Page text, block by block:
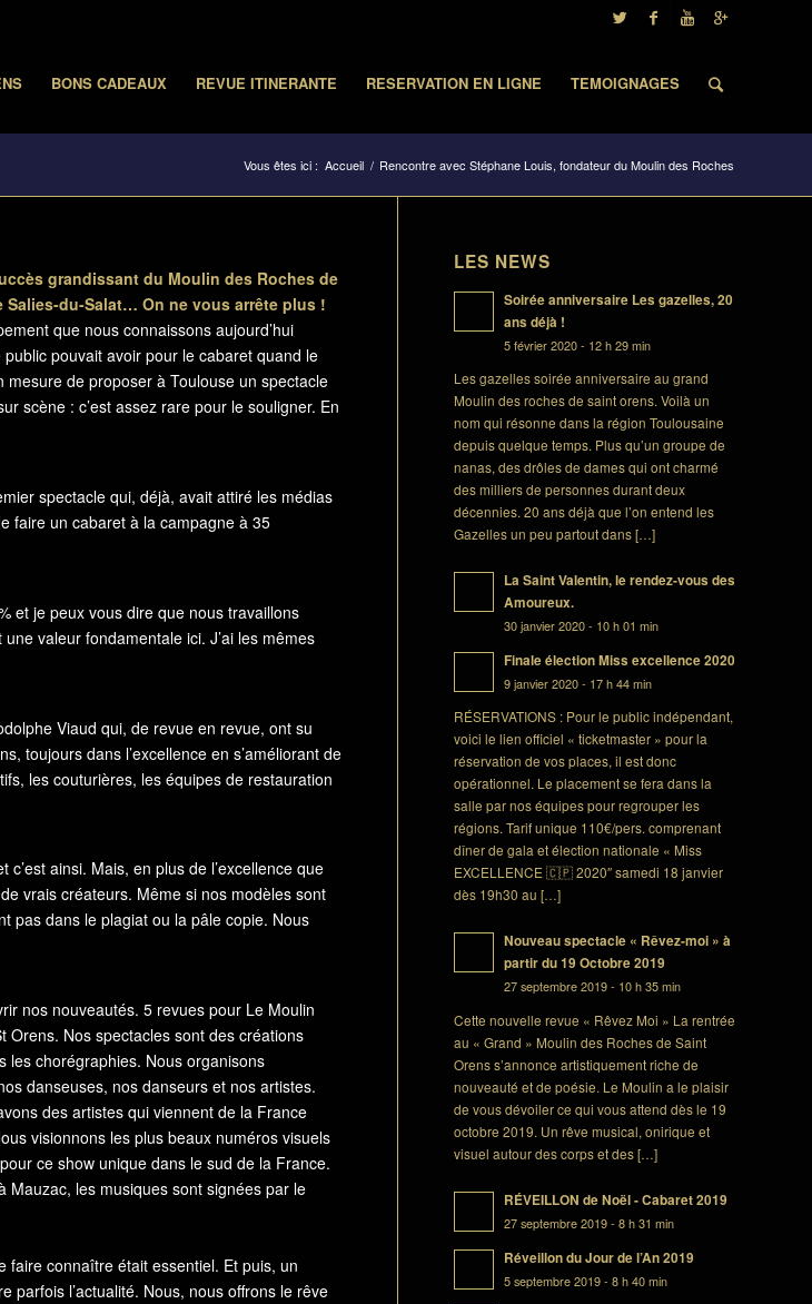
BONS CADEAUX REVUE ITINERANTE RESERVATION EN LIGNE TEMOIGNAGES
Vous êtes ici : Accueil / Rencontre avec Stéphane Louis, fondateur du Moulin des Roches
grandissant du Moulin des Roches de
Salies-du-Salat… On ne vous arrête plus !
que nous connaissons aujourd’hui
public pouvait avoir pour le cabaret quand le
mesure de proposer à Toulouse un spectacle
scène : c’est assez rare pour le souligner. En
spectacle qui, déjà, avait attiré les médias
faire un cabaret à la campagne à 35
et je peux vous dire que nous travaillons
valeur fondamentale ici. J’ai les mêmes
Viaud qui, de revue en revue, ont su
toujours dans l’excellence en s’améliorant de
les couturières, les équipes de restauration
ainsi. Mais, en plus de l’excellence que
vrais créateurs. Même si nos modèles sont
pas dans le plagiat ou la pâle copie. Nous
nos nouveautés. 5 revues pour Le Moulin
Nos spectacles sont des créations
les chorégraphies. Nous organisons
danseuses, nos danseurs et nos artistes.
des artistes qui viennent de la France
visionnons les plus beaux numéros visuels
ce show unique dans le sud de la France.
Mauzac, les musiques sont signées par le
faire connaître était essentiel. Et puis, un
parfois l’actualité. Nous, nous offrons le rêve
LES NEWS
Soirée anniversaire Les gazelles, 20
ans déjà !
5 février 2020 - 12 h 29 min
Les gazelles soirée anniversaire au grand
Moulin des roches de saint orens. Voilà un
nom qui résonne dans la région Toulousaine
depuis quelque temps. Plus qu’un groupe de
nanas, des drôles de dames qui ont charmé
des milliers de personnes durant deux
décennies. 20 ans déjà que l’on entend les
Gazelles un peu partout dans […]
La Saint Valentin, le rendez-vous des
Amoureux.
30 janvier 2020 - 10 h 01 min
Finale élection Miss excellence 2020
9 janvier 2020 - 17 h 44 min
RÉSERVATIONS : Pour le public indépendant,
voici le lien officiel « ticketmaster » pour la
réservation de vos places, il est donc
opérationnel. Le placement se fera dans la
salle par nos équipes pour regrouper les
régions. Tarif unique 110€/pers. comprenant
dîner de gala et élection nationale « Miss
EXCELLENCE 🇨🇵 2020″ samedi 18 janvier
dès 19h30 au […]
Nouveau spectacle « Rêvez-moi » à
partir du 19 Octobre 2019
27 septembre 2019 - 10 h 35 min
Cette nouvelle revue « Rêvez Moi » La rentrée
au « Grand » Moulin des Roches de Saint
Orens s’annonce artistiquement riche de
nouveauté et de poésie. Le Moulin a le plaisir
de vous dévoiler ce qui vous attend dès le 19
octobre 2019. Un rêve musical, onirique et
visuel autour des corps et des […]
RÉVEILLON de Noël - Cabaret 2019
27 septembre 2019 - 8 h 31 min
Réveillon du Jour de l’An 2019
5 septembre 2019 - 8 h 40 min